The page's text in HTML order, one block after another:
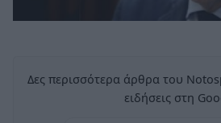
Δες περισσότερα άρθρα του
ειδήσεις στη